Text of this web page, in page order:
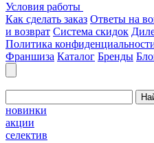
Условия работы
Как сделать заказ Ответы на
и возврат Система скидок
Политика
Франшиза Каталог Бренды
новинки
акции
селектив